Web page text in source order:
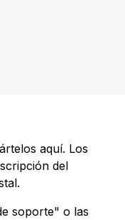
aquí. Los
del
soporte" o las